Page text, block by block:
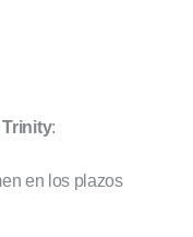
:
en los plazos